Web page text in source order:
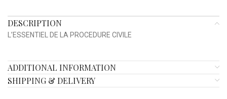
DESCRIPTION
L’ESSENTIEL DE LA PROCEDURE CIVILE
ADDITIONAL INFORMATION
SHIPPING & DELIVERY